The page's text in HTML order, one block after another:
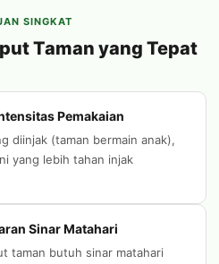
SINGKAT
Taman yang Tepat
Pemakaian
diinjak (taman bermain anak),
yang lebih tahan injak
Sinar Matahari
taman butuh sinar matahari